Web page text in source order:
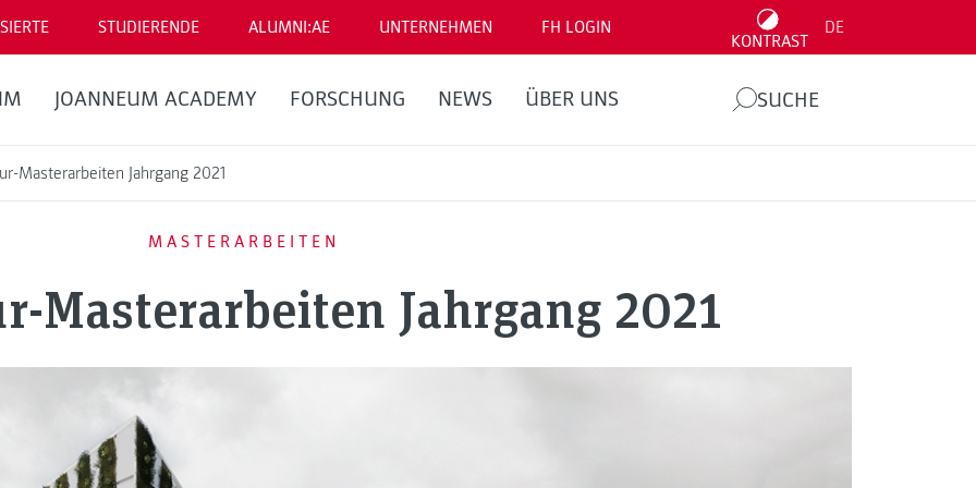
STUDIERENDE ALUMNI:AE UNTERNEHMEN FH LOGIN
KONTRAST
DE
JOANNEUM ACADEMY FORSCHUNG NEWS ÜBER UNS SUCHE
Masterarbeiten Jahrgang 2021
MASTERARBEITEN
Masterarbeiten Jahrgang 2021